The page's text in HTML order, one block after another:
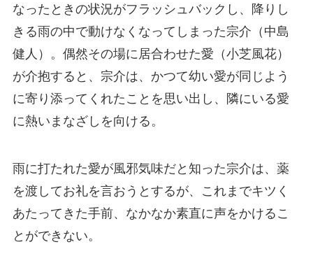
なったときの状況がフラッシュバックし、降りし
きる雨の中で動けなくなってしまった宗介（中島
健人）。偶然その場に居合わせた愛（小芝風花）
が介抱すると、宗介は、かつて幼い愛が同じよう
に寄り添ってくれたことを思い出し、隣にいる愛
に熱いまなざしを向ける。
雨に打たれた愛が風邪気味だと知った宗介は、薬
を渡してお礼を言おうとするが、これまでキツく
あたってきた手前、なかなか素直に声をかけるこ
とができない。